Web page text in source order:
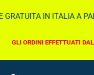
direttamente
contenuti
IN ITALIA A
GLI ORDINI EFFETTUATI